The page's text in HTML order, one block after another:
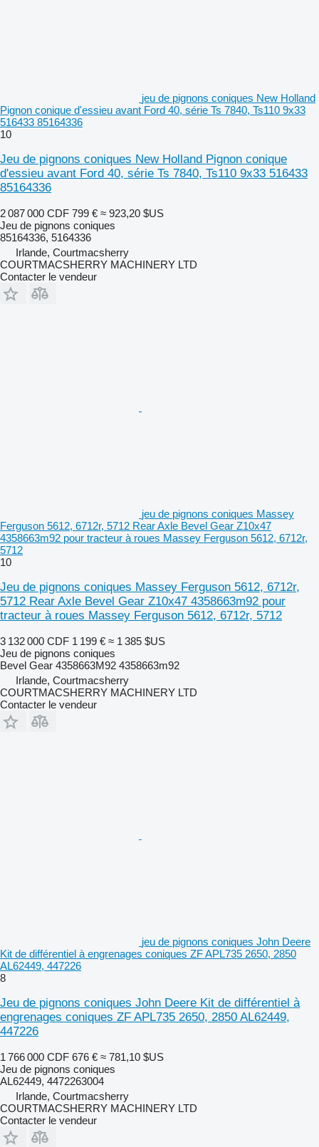
jeu de pignons coniques New Holland
Pignon conique d'essieu avant Ford 40, série Ts 7840, Ts110 9x33
516433 85164336
10
Jeu de pignons coniques New Holland Pignon conique
d'essieu avant Ford 40, série Ts 7840, Ts110 9x33 516433
85164336
2 087 000 CDF 799 € ≈ 923,20 $US
Jeu de pignons coniques
85164336, 5164336
Irlande, Courtmacsherry
COURTMACSHERRY MACHINERY LTD
Contacter le vendeur
jeu de pignons coniques Massey
Ferguson 5612, 6712r, 5712 Rear Axle Bevel Gear Z10x47
4358663m92 pour tracteur à roues Massey Ferguson 5612, 6712r,
5712
10
Jeu de pignons coniques Massey Ferguson 5612, 6712r,
5712 Rear Axle Bevel Gear Z10x47 4358663m92 pour
tracteur à roues Massey Ferguson 5612, 6712r, 5712
3 132 000 CDF 1 199 € ≈ 1 385 $US
Jeu de pignons coniques
Bevel Gear 4358663M92 4358663m92
Irlande, Courtmacsherry
COURTMACSHERRY MACHINERY LTD
Contacter le vendeur
jeu de pignons coniques John Deere
Kit de différentiel à engrenages coniques ZF APL735 2650, 2850
AL62449, 447226
8
Jeu de pignons coniques John Deere Kit de différentiel à
engrenages coniques ZF APL735 2650, 2850 AL62449,
447226
1 766 000 CDF 676 € ≈ 781,10 $US
Jeu de pignons coniques
AL62449, 4472263004
Irlande, Courtmacsherry
COURTMACSHERRY MACHINERY LTD
Contacter le vendeur